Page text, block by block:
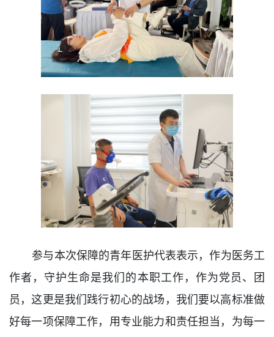
参与本次保障的青年医护代表表示，作为医务工
作者，守护生命是我们的本职工作，作为党员、团
员，这更是我们践行初心的战场，我们要以高标准做
好每一项保障工作，用专业能力和责任担当，为每一